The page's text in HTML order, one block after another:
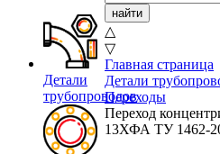
Детали
трубопроводов
△
▽
Главная страница
Детали
Переходы
Переход
13ХФА ТУ 1462-